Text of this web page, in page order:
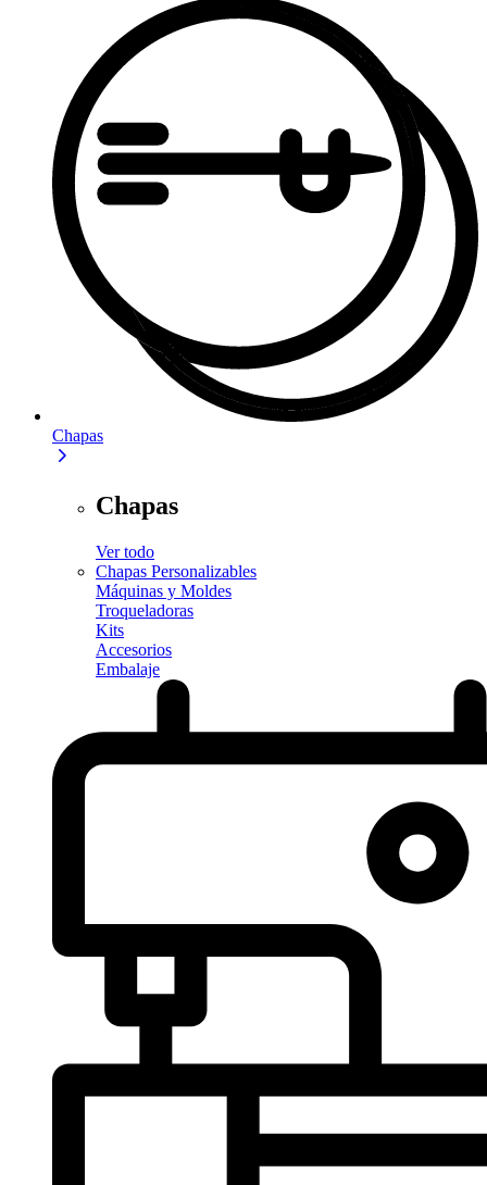
Chapas
Chapas
Ver todo
Chapas Personalizables
Máquinas y Moldes
Troqueladoras
Kits
Accesorios
Embalaje